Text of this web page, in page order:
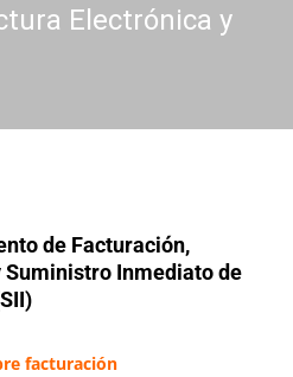
Electrónica y
de Facturación,
Suministro Inmediato de
facturación